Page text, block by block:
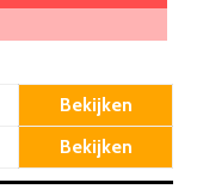
Bekijken
Bekijken